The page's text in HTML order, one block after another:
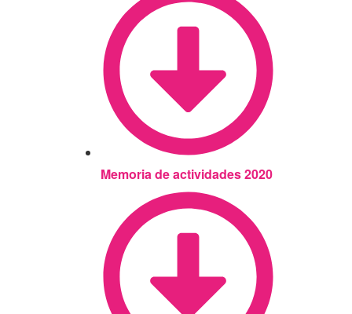
Memoria de actividades 2020